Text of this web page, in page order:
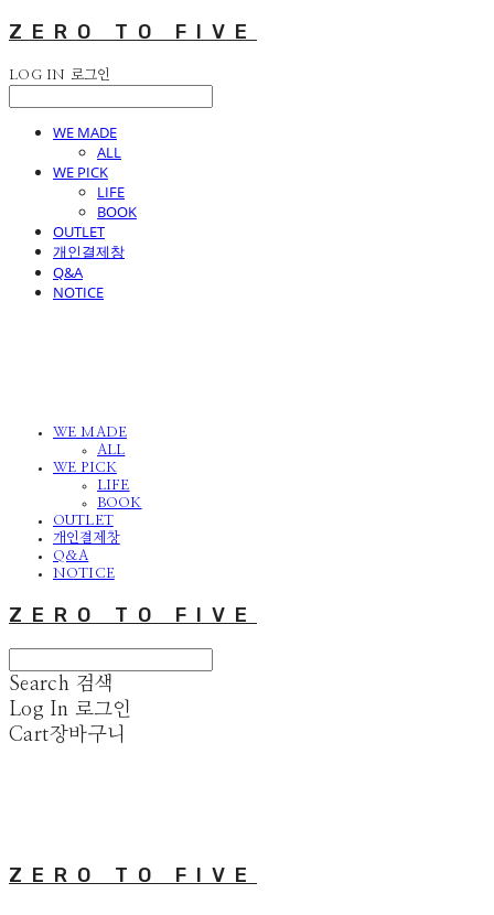
ZERO TO FIVE
LOG IN 로그인
WE MADE
ALL
WE PICK
LIFE
BOOK
OUTLET
개인결제창
Q&A
NOTICE
WE MADE
ALL
WE PICK
LIFE
BOOK
OUTLET
개인결제창
Q&A
NOTICE
ZERO TO FIVE
Search 검색
Log In 로그인
Cart장바구니
ZERO TO FIVE